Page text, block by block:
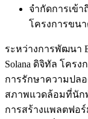
จํากัดการเข้
โครงการขนา
ระหว่างการพัฒนา
Solana ดิจิทัล โคร
การรักษาความปล
สภาพแวดล้อมที่นัก
การสร้างแพลตฟอร์